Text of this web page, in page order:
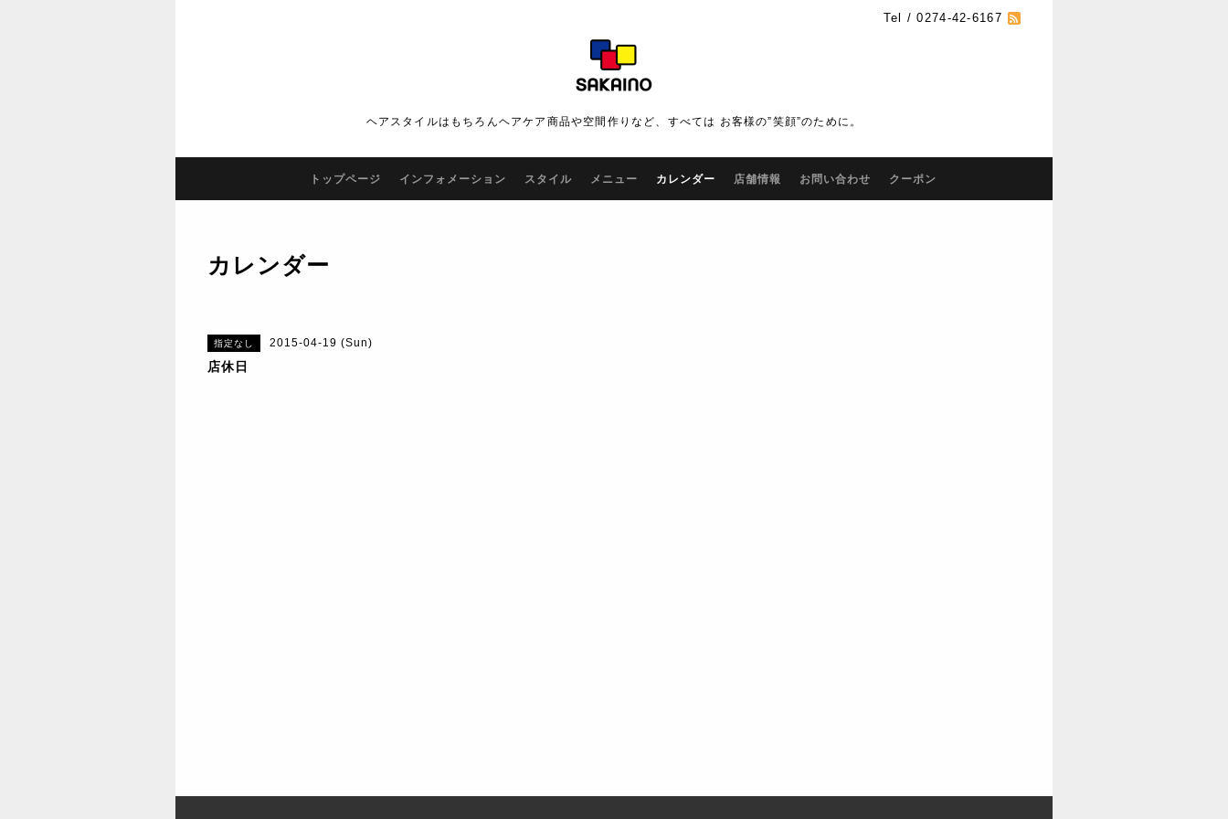
Tel / 0274-42-6167
ヘアスタイルはもちろんヘアケア商品や空間作りなど、すべては お客様の”笑顔”のために。
トップページ インフォメーション スタイル メニュー カレンダー 店舗情報 お問い合わせ クーポン
カレンダー
指定なし 2015-04-19 (Sun)
店休日